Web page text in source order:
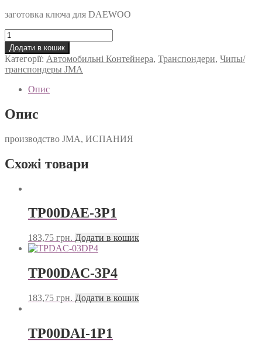
заготовка ключа для DAEWOO
TP00DAE-
4P2
кількість
Додати в кошик
Категорії: Автомобильні Контейнера, Транспондери, Чипы/
транспондеры JMA
Опис
Опис
производство JMA, ИСПАНИЯ
Схожі товари
TP00DAE-3P1
183,75 грн. Додати в кошик
TP00DAC-3P4
183,75 грн. Додати в кошик
TP00DAI-1P1